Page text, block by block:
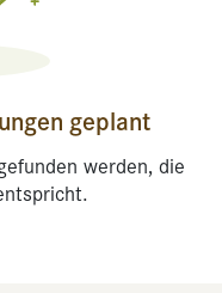
geplant
werden, die